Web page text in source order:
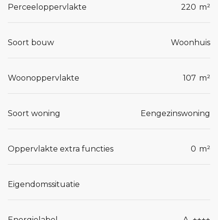
Perceeloppervlakte 220 m²
Soort bouw Woonhuis
Woonoppervlakte 107 m²
Soort woning Eengezinswoning
Oppervlakte extra functies 0 m²
Eigendomssituatie